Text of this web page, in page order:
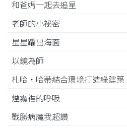
和爸媽一起去追星
老師的小祕密
星星躍出海面
以鏡為師
札哈‧哈蒂結合環境打造綠建築
煙霧裡的呼吸
戰勝病魔我超讚